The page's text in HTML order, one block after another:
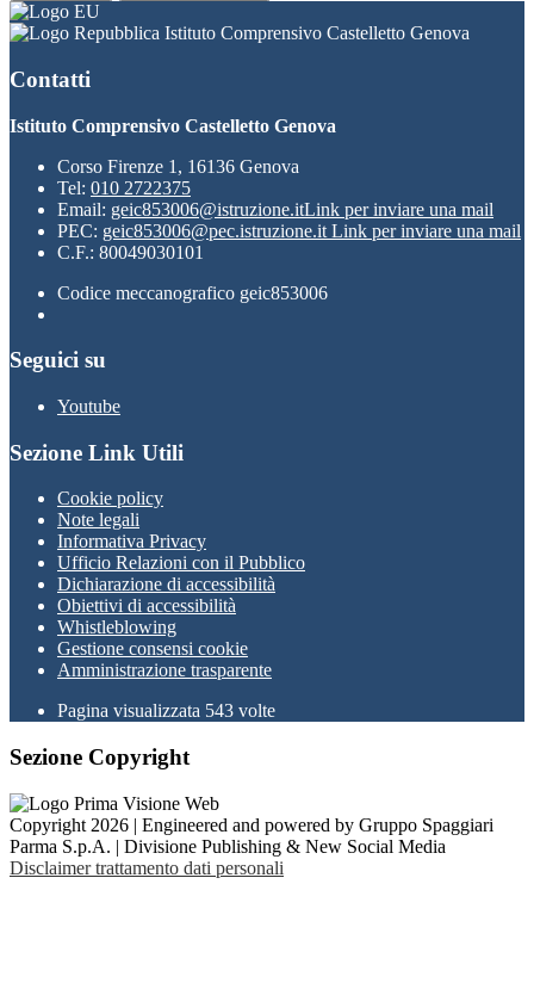
Istituto Comprensivo Castelletto Genova
Contatti
Istituto Comprensivo Castelletto Genova
Corso Firenze 1, 16136 Genova
Tel: 010 2722375
Email: geic853006@istruzione.itLink per inviare una mail
PEC: geic853006@pec.istruzione.it Link per inviare una mail
C.F.: 80049030101
Codice meccanografico geic853006
Seguici su
Youtube
Sezione Link Utili
Cookie policy
Note legali
Informativa Privacy
Ufficio Relazioni con il Pubblico
Dichiarazione di accessibilità
Obiettivi di accessibilità
Whistleblowing
Gestione consensi cookie
Amministrazione trasparente
Pagina visualizzata 543 volte
Sezione Copyright
Copyright 2026 | Engineered and powered by Gruppo Spaggiari
Parma S.p.A. | Divisione Publishing & New Social Media
Disclaimer trattamento dati personali